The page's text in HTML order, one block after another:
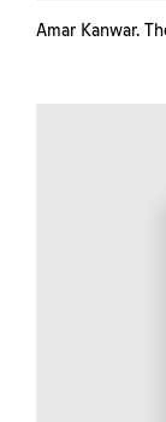
Amar Kanwar.